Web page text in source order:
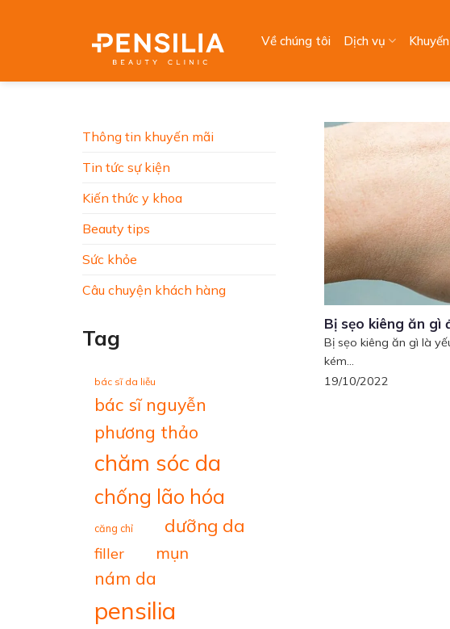
Về chúng tôi Dịch vụ
Thông tin khuyến mãi
Tin tức sự kiện
Kiến thức y khoa
Beauty tips
Sức khỏe
Câu chuyện khách hàng
Tag
bác sĩ da liễu
bác sĩ nguyễn
phương thảo
chăm sóc da
chống lão hóa
căng chỉ dưỡng da
filler mụn
nám da
pensilia
Bị sẹo kiêng ăn gì
Bị sẹo kiêng ăn gì là
kém...
19/10/2022